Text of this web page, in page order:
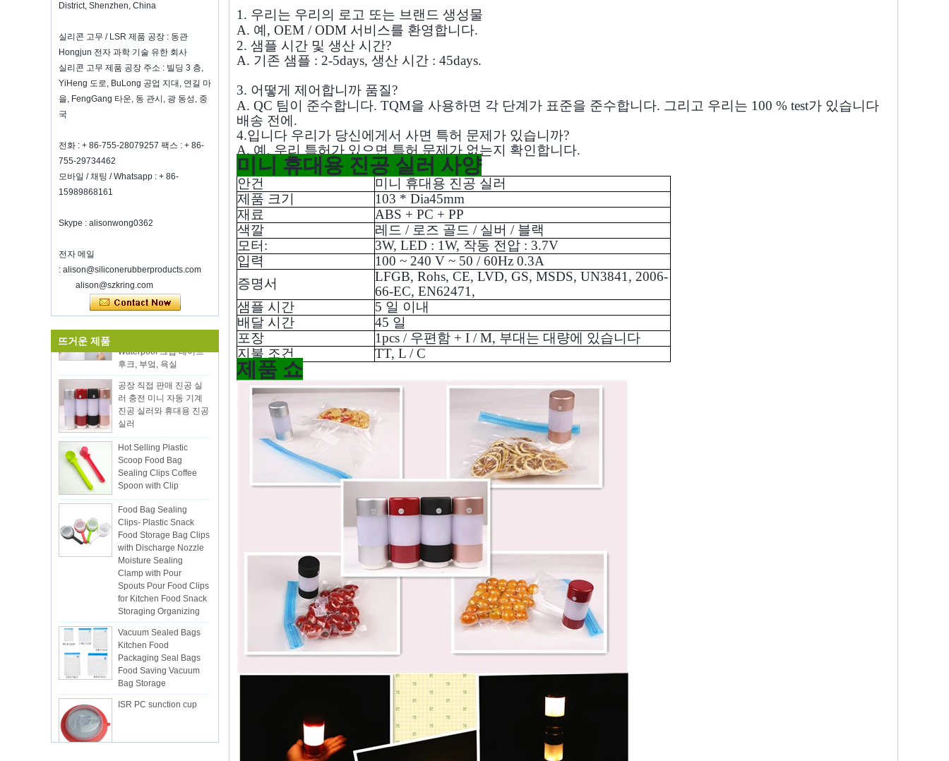
Chicago, IL, March 5-7, 20
Home Show,McCormick Place,
Chicago, IL, March 5-7, 2022,booth
number N6819, welcome to visit
us. Best Choice To K...
와인을 신선하게 유지하는 방법?
그것이 좋은 와인이라도 너무 많이 마시
방법?그러므로 우리는 밀폐 된 와인 병
2018 HK 메가 쇼 초대장
우리는 2018 년 10 월 20-23 일에 홍콩
Chicago IL USA.부스 N6819.
식품 저장 진공 실러
새해 전체에 걸쳐 당신의 일에 행운을 빈
심천 Kring은 8 온료에 다시 열립니
다.2022. 더 많은 Bussiness 정보를 보려
면 Wendy에 문의하십시오.전자 메일
: sales5@kring.com 전화 / Whatsapp
District, Shenzhen, China
실리콘 고무 / LSR 제품 공장 : 동관
Hongjun 전자 과학 기술 유한 회사
실리콘 고무 제품 공장 주소 : 빌딩 3 층,
YiHeng 도로, BuLong 공업 지대, 연길 마
을, FengGang 타운, 동 관시, 광 동성, 중
국
전화 : + 86-755-28079257 팩스 : + 86-
755-29734462
모바일 / 채팅 / Whatsapp : + 86-
15989868161
Skype : alisonwong0362
전자 메일
: alison@siliconerubberproducts.com
alison@szkring.com
뜨거운 제품
이와기구를 요리와 설정
양면 접착제 슈퍼 클리어
30mm 빨 수있는 재사용
Waterpoof 그립 테이프
공장 직접 판매 진공 실
진공 실러와 휴대용 진공
실러
Hot Selling Plastic
Sealing Clips Coffee
Spoon with Clip
Food Bag Sealing
Food Storage Bag Clips
with Discharge Nozzle
Moisture Sealing
Clamp with Pour
Spouts Pour Food Clips
for Kitchen Food Snack
Storaging Organizing
Vacuum Sealed Bags
Packaging Seal Bags
Bag Storage
ISR PC sunction cup
1. 우리는 우리의 로고 또는 브랜드 생성물
A. 예, OEM / ODM 서비스를 환영합니다.
2. 샘플 시간 및 생산 시간?
A. 기존 샘플 : 2-5days, 생산 시간 : 45days.
3. 어떻게 제어합니까 품질?
A. QC 팀이 준수합니다. TQM을 사용하면 각 단계가 표준을 준수합니다. 그리고 우리는 100 % test가 있습니다
배송 전에.
4.입니다 우리가 당신에게서 사면 특허 문제가 있습니까?
A. 예, 우리 특허가 있으면 특허 문제가 없는지 확인합니다.
미니 휴대용 진공 실러 사양
안건
미니 휴대용 진공 실러
제품 크기
103 * Dia45mm
재료
ABS + PC + PP
색깔
레드 / 로즈 골드 / 실버 / 블랙
모터:
3W, LED : 1W, 작동 전압 : 3.7V
입력
100 ~ 240 V ~ 50 / 60Hz 0.3A
증명서
LFGB, Rohs, CE, LVD, GS, MSDS, UN3841, 2006-
66-EC, EN62471,
샘플 시간
5 일 이내
배달 시간
45 일
포장
1pcs / 우편함 + I / M, 부대는 대량에 있습니다
지불 조건
TT, L / C
제품 쇼